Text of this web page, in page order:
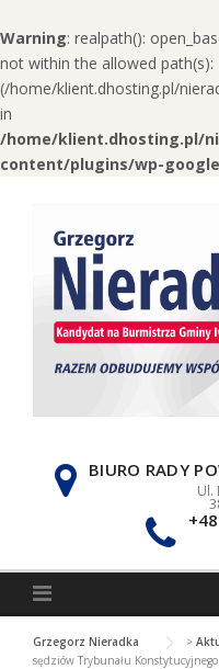
Warning: realpath():
not within the allowed path(s):
(/home/klient.dhosting.pl/
in
/home/klient.dhosting.pl/
content/plugins/wp-
BIURO RADY
Ul.
Grzegorz Nieradka >
sędziów Trybunału Konstytucyjnego